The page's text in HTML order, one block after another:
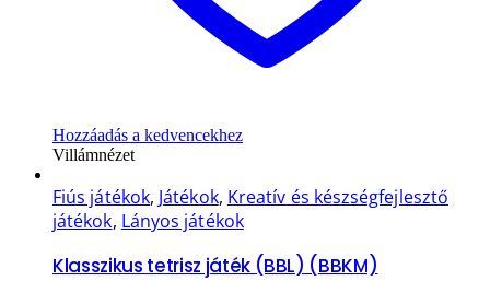
Hozzáadás a kedvencekhez
Villámnézet
Fiús játékok, Játékok, Kreatív és készségfejlesztő
játékok, Lányos játékok
Klasszikus tetrisz játék (BBL) (BBKM)